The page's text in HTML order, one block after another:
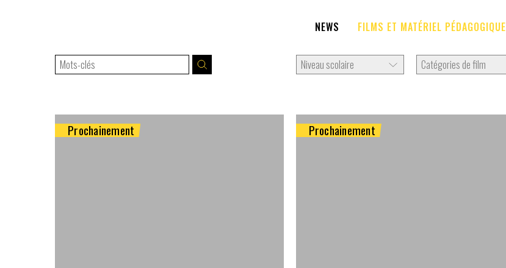
NEWS FILMS ET MATÉRIEL PÉDAGOGIQUE
Prochainement Prochainement